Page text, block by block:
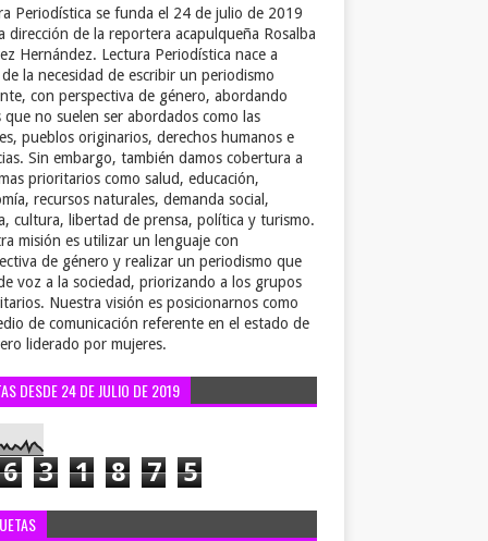
Periodística se funda el 24 de julio de 2019
dirección de la reportera acapulqueña Rosalba
Hernández. Lectura Periodística nace a
la necesidad de escribir un periodismo
con perspectiva de género, abordando
que no suelen ser abordados como las
pueblos originarios, derechos humanos e
Sin embargo, también damos cobertura a
prioritarios como salud, educación,
recursos naturales, demanda social,
cultura, libertad de prensa, política y turismo.
misión es utilizar un lenguaje con
de género y realizar un periodismo que
voz a la sociedad, priorizando a los grupos
Nuestra visión es posicionarnos como
de comunicación referente en el estado de
liderado por mujeres.
DESDE 24 DE JULIO DE 2019
6 3 1 8 7 5